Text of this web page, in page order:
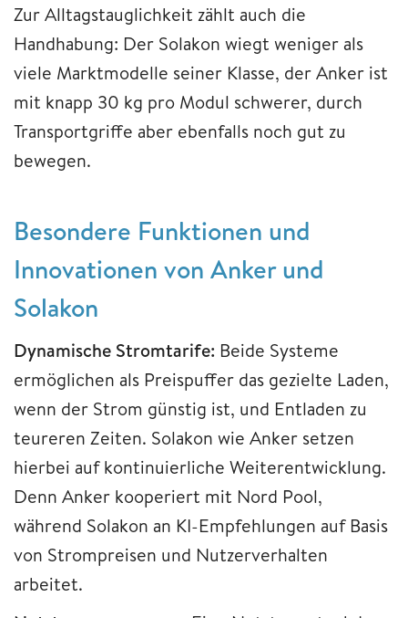
Zur Alltagstauglichkeit zählt auch die
Handhabung: Der Solakon wiegt weniger als
viele Marktmodelle seiner Klasse, der Anker ist
mit knapp 30 kg pro Modul schwerer, durch
Transportgriffe aber ebenfalls noch gut zu
bewegen.
Besondere Funktionen und
Innovationen von Anker und
Solakon
Dynamische Stromtarife: Beide Systeme
ermöglichen als Preispuffer das gezielte Laden,
wenn der Strom günstig ist, und Entladen zu
teureren Zeiten. Solakon wie Anker setzen
hierbei auf kontinuierliche Weiterentwicklung.
Denn Anker kooperiert mit Nord Pool,
während Solakon an KI-Empfehlungen auf Basis
von Strompreisen und Nutzerverhalten
arbeitet.